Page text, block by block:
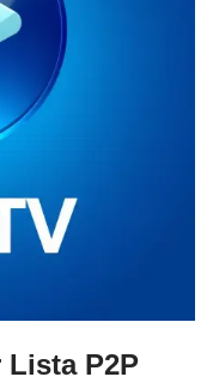
Lista P2P